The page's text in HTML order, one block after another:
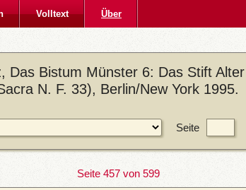
Volltext Über
Das Bistum Münster 6: Das Stift
N. F. 33), Berlin/New York 1995.
Seite
Seite 457 von 599